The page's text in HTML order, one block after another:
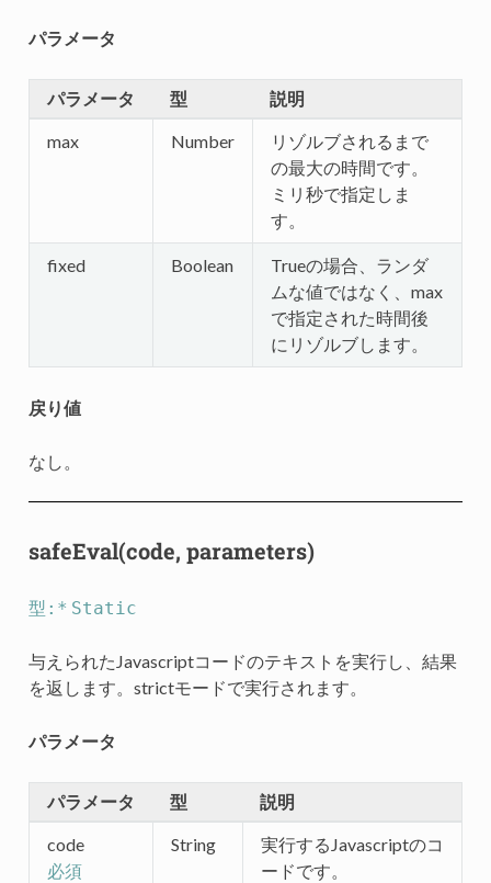
パラメータ
パラメータ 型 説明
max Number
リゾルブされるまで
の最大の時間です。
ミリ秒で指定しま
す。
fixed Boolean
Trueの場合、ランダ
ムな値ではなく、max
で指定された時間後
にリゾルブします。
戻り値
なし。
safeEval(code, parameters)
型:* Static
与えられたJavascriptコードのテキストを実行し、結果
を返します。strictモードで実行されます。
パラメータ
パラメータ 型 説明
code
必須
String
実行するJavascriptのコ
ードです。